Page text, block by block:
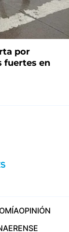
por
fuertes en
OPINIÓN